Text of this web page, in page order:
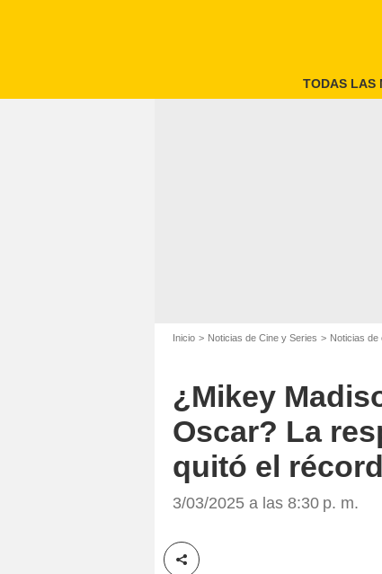
TODAS LAS
Inicio Noticias de Cine y Series Noticias de
¿Mikey
Oscar? La
quitó el récord
3/03/2025 a las 8:30 p. m.
Compartir esta noticia